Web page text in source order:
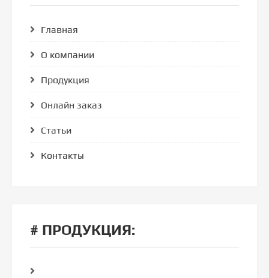
Главная
О компании
Продукция
Онлайн заказ
Статьи
Контакты
# ПРОДУКЦИЯ: